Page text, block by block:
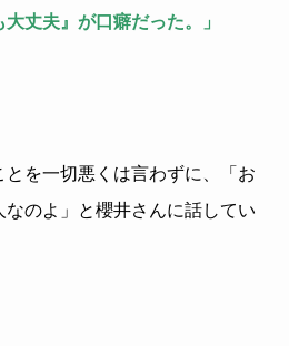
丈夫』が口癖だった。」
を一切悪くは言わずに、「お
のよ」と櫻井さんに話してい